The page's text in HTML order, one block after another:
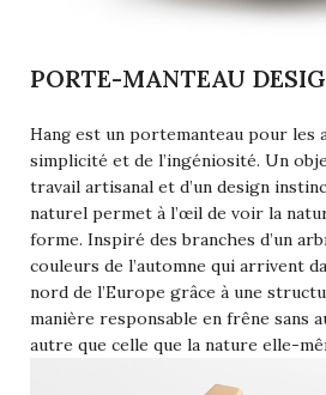
PORTE-MANTEAU
Hang est un portemanteau pour les
simplicité et de l’ingéniosité. Un
travail artisanal et d’un design
naturel permet à l’œil de voir la
forme. Inspiré des branches d’un
couleurs de l’automne qui arrivent
nord de l’Europe grâce à une
manière responsable en frêne sans
autre que celle que la nature elle-